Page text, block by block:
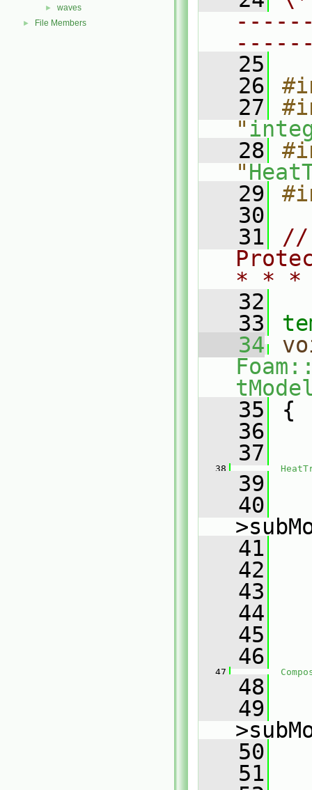
► waves
► File Members
   25
   26
   27
"
   28
"
   29
   30
   31
//
* *
   32
   33
   34
   35
{
   36
   37
   38
   39
   40
   41
   42
   43
   44
   45
   46
   47
   48
   49
   50
   51